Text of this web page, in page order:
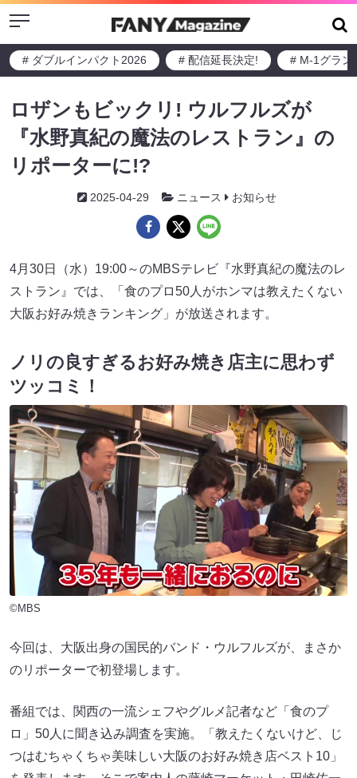
Menu
# ダブルインパクト2026 # 配信延長決定! # M-1グラン
ロザンもビックリ! ウルフルズが
『水野真紀の魔法のレストラン』の
リポーターに!?
2025-04-29 ニュース お知らせ
4月30日（水）19:00～のMBSテレビ『水野真紀の魔法のレ
ストラン』では、「食のプロ50人がホンマは教えたくない
大阪お好み焼きランキング」が放送されます。
ノリの良すぎるお好み焼き店主に思わず
ツッコミ！
©MBS
今回は、大阪出身の国民的バンド・ウルフルズが、まさか
のリポーターで初登場します。
番組では、関西の一流シェフやグルメ記者など「食のプ
ロ」50人に聞き込み調査を実施。「教えたくないけど、じ
つはむちゃくちゃ美味しい大阪のお好み焼き店ベスト10」